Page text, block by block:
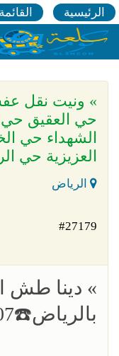
الرئيسية
حي العقيق
الشهداء حي
العزيزية حي
الرياض
#27179
» دينا طش
بالرياض☎️0501419107☎️